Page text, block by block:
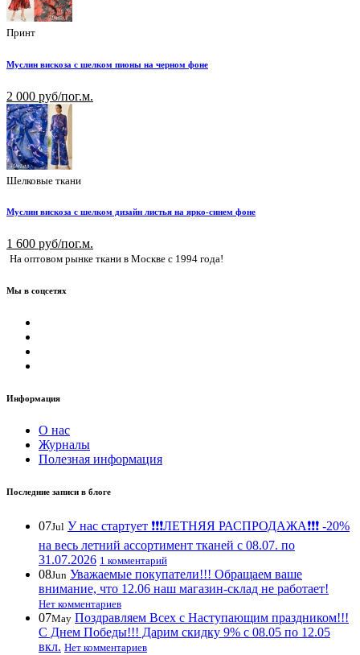
Принт
Муслин вискоза с шелком пионы на черном фоне
2 000 руб/пог.м.
Шелковые ткани
Муслин вискоза с шелком дизайн листья на ярко-синем фоне
1 600 руб/пог.м.
На оптовом рынке ткани в Москве с 1994 года!
Мы в соцсетях
Информация
О нас
Журналы
Полезная информация
Последние записи в блоге
07Jul У нас стартует ❗️❗️❗️ЛЕТНЯЯ РАСПРОДАЖА❗️❗️❗️ -20%
на весь летний ассортимент тканей с 08.07. по
31.07.2026 1 комментарий
08Jun Уважаемые покупатели!!! Обращаем ваше
внимание, что 12.06 наш магазин-склад не работает!
Нет комментариев
07May Поздравляем Всех с Наступающим праздником!!!
С Днем Победы!!! Дарим скидку 9% с 08.05 по 12.05
вкл. Нет комментариев